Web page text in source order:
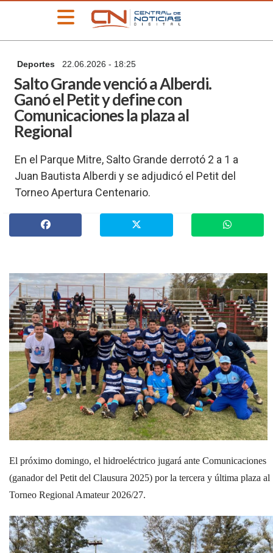
PORTADA
»
Deportes
Educación
Información
General
Nacionales
»
Provinciales
»
Salud
»
Cultura
»
Economía
»
Espectáculos
»
»
Judiciales
»
Deportes 22.06.2026 - 18:25
Salto Grande venció a Alberdi.
Ganó el Petit y define con
Comunicaciones la plaza al
Regional
En el Parque Mitre, Salto Grande derrotó 2 a 1 a
Juan Bautista Alberdi y se adjudicó el Petit del
Torneo Apertura Centenario.
El próximo domingo, el hidroeléctrico jugará ante Comunicaciones
(ganador del Petit del Clausura 2025) por la tercera y última plaza al
Torneo Regional Amateur 2026/27.